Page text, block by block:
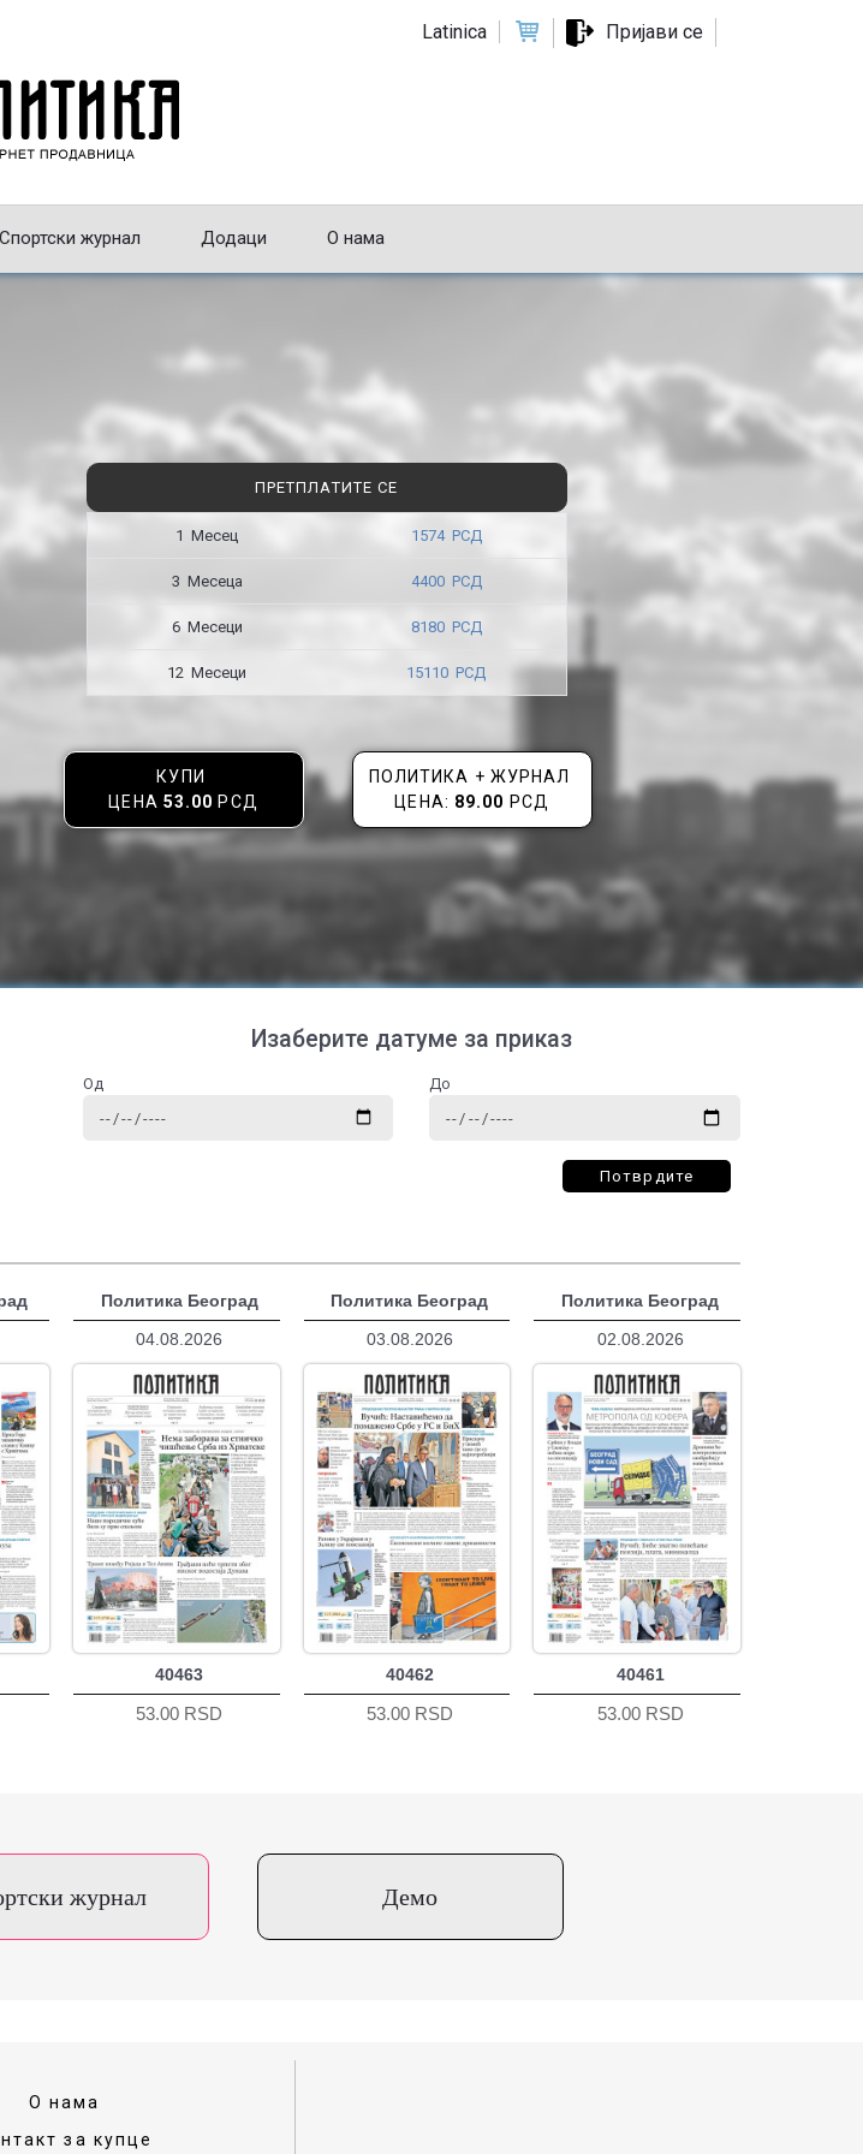
Latinica Пријави се
Спортски журнал Додаци О нама
ПРЕТПЛАТИТЕ СЕ
1 Месец 1574 РСД
3 Месецa 4400 РСД
6 Месеци 8180 РСД
12 Месеци 15110 РСД
КУПИ
ЦЕНА 53.00 РСД
ПОЛИТИКА + ЖУРНАЛ
ЦЕНА: 89.00 РСД
Изаберите датуме за приказ
Од До
Потврдите
Политика Београд
04.08.2026
40463
53.00 RSD
Политика Београд
03.08.2026
40462
53.00 RSD
Политика Београд
02.08.2026
40461
53.00 RSD
журнал Демо
О нама
за купце